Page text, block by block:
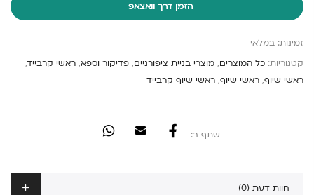
הזמן דרך וואצאפ
זמינות: במלאי
קטגוריות: כל המוצרים, מוצרי בניית ציפורניים, פדיקור וספא, ראשי קרבייד,
ראשי שיוף, ראשי שיוף, ראשי שיוף קרבייד
שתף ב:
חוות דעת (0)